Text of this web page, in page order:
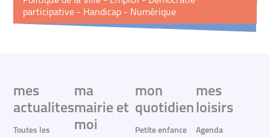
participative - Handicap - Numérique
mes
actualites
Toutes les
ma
mairie et
moi
mon
quotidien
Petite enfance
mes
loisirs
Agenda